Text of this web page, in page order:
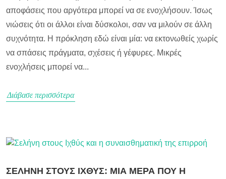
αποφάσεις που αργότερα μπορεί να σε ενοχλήσουν. Ίσως
νιώσεις ότι οι άλλοι είναι δύσκολοι, σαν να μιλούν σε άλλη
συχνότητα. Η πρόκληση εδώ είναι μία: να εκτονωθείς χωρίς
να σπάσεις πράγματα, σχέσεις ή γέφυρες. Μικρές
ενοχλήσεις μπορεί να...
Διάβασε περισσότερα
ΣΕΛΗΝΗ ΣΤΟΥΣ ΙΧΘΥΣ: ΜΙΑ ΜΕΡΑ ΠΟΥ Η